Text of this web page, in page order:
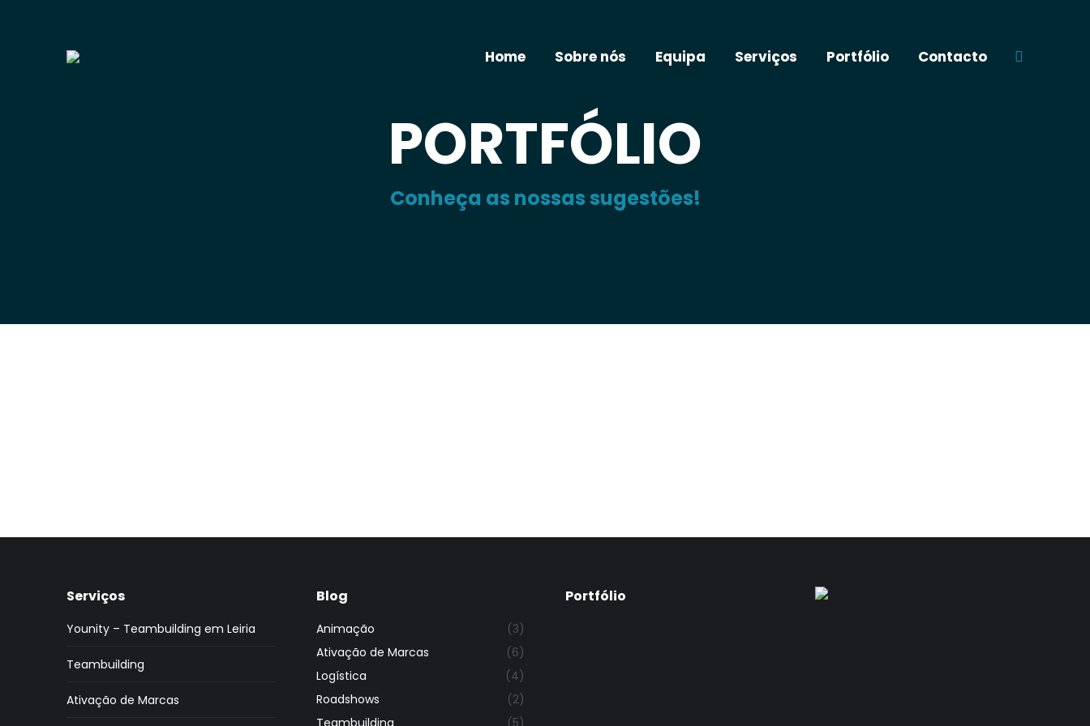
Home Sobre nós Equipa Serviços Portfólio Contacto Buscar
PORTFÓLIO
Conheça as nossas sugestões!
Serviços
Younity – Teambuilding em Leiria
Teambuilding
Ativação de Marcas
Blog
Animação
(3)
Ativação de Marcas
(6)
Logística
(4)
Roadshows
(2)
Teambuilding
(5)
Portfólio